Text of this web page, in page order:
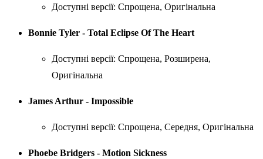
Доступні версії: Спрощена, Оригінальна
Bonnie Tyler - Total Eclipse Of The Heart
Доступні версії: Спрощена, Розширена,
Оригінальна
James Arthur - Impossible
Доступні версії: Спрощена, Середня, Оригінальна
Phoebe Bridgers - Motion Sickness